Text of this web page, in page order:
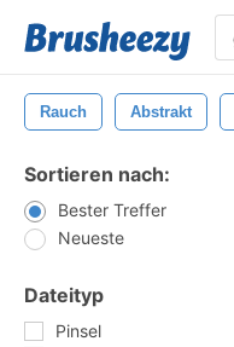
Rauch Abstrakt
Sortieren nach:
Bester Treffer
Neueste
Dateityp
Pinsel